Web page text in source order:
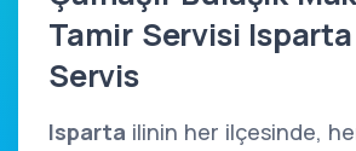
Tamir Servisi
Servis
Isparta ilinin her ilçesinde,